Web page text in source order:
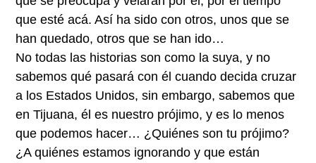
que esté acá. Así ha sido con otros, unos que se
han quedado, otros que se han ido…
No todas las historias son como la suya, y no
sabemos qué pasará con él cuando decida cruzar
a los Estados Unidos, sin embargo, sabemos que
en Tijuana, él es nuestro prójimo, y es lo menos
que podemos hacer… ¿Quiénes son tu prójimo?
¿A quiénes estamos ignorando y que están